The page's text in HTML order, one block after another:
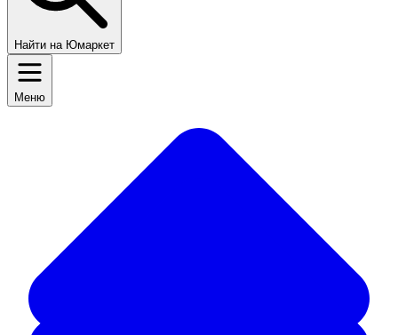
Найти на Юмаркет
Меню